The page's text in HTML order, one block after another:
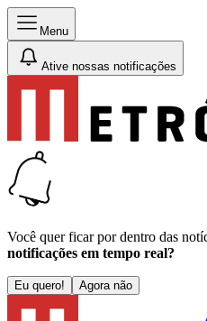
Menu
Ative nossas notificações
Você quer ficar por dentro das
notificações em tempo real?
Eu quero! Agora não